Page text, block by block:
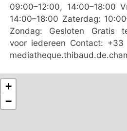
09:00–12:00, 14:00–18:00
14:00–18:00 Zaterdag:
Zondag: Gesloten Gratis
voor iedereen Contact:
+
−